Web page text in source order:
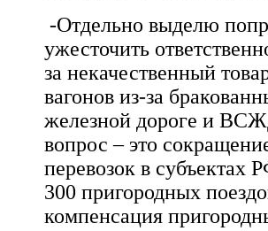
-Отдельно выделю
ужесточить
за некачественный
вагонов из-за
железной дороге и
вопрос – это
перевозок в субъектах
300 пригородных
компенсация